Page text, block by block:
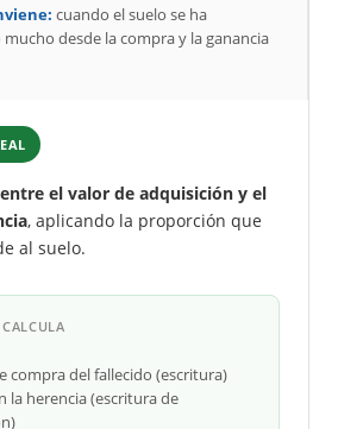
cuando el suelo se ha
desde la compra y la ganancia
el valor de adquisición y el
, aplicando la proporción que
al suelo.
compra del fallecido (escritura)
la herencia (escritura de